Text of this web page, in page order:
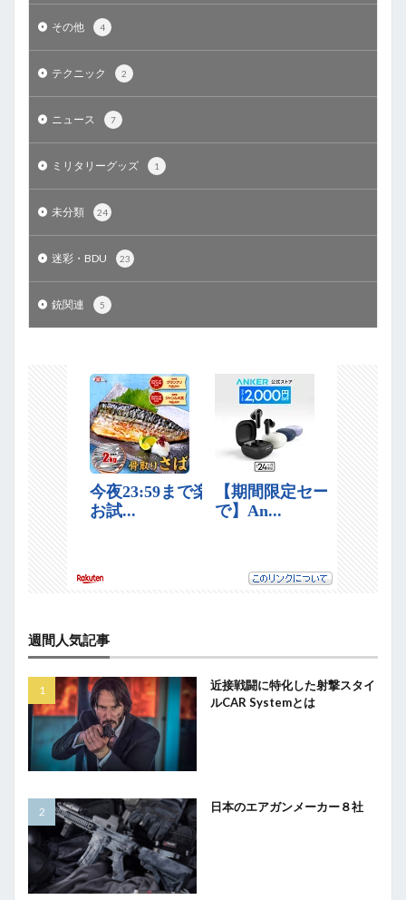
その他 4
テクニック 2
ニュース 7
ミリタリーグッズ 1
未分類 24
迷彩・BDU 23
銃関連 5
週間人気記事
近接戦闘に特化した射撃スタイ
ルCAR Systemとは
日本のエアガンメーカー８社